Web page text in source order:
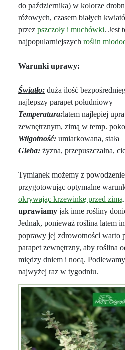
do października) w kolorze
różowych, czasem białych
przez pszczoły i muchówki. Jest
najpopularniejszych roślin
Warunki uprawy:
Światło: duża ilość
najlepszy parapet południowy
Temperatura:latem najlepiej
zewnętrznym, zimą w temp.
Wilgotność: umiarkowana, stała
Gleba: żyzna, przepuszczalna,
Tymianek możemy z
przygotowując optymalne
okrywając krzewinkę przed zimą
uprawiamy jak inne rośliny
Jednak, ponieważ roślina latem
poprawy jej zdrowotności warto
parapet zewnętrzny, aby roślina
między dniem i nocą.
najwyżej raz w tygodniu.